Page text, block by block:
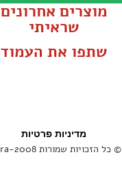
מוצרים אחרונים
שראיתי
שתפו את העמוד
מדיניות פרטיות
© כל הזכויות שמורות Adira-2008